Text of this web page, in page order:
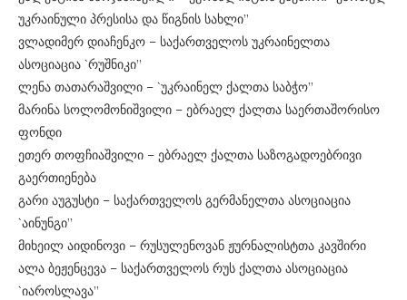
უკრაინული პრესისა და წიგნის სახლი”
ვლადიმერ დიაჩენკო – საქართველოს უკრაინელთა
ასოციაცია `რუშნიკი”
ლენა თათარაშვილი – `უკრაინელ ქალთა საბჭო”
მარინა სოლომონიშვილი – ებრაელ ქალთა საერთაშორისო
ფონდი
ეთერ თოფჩიაშვილი – ებრაელ ქალთა საზოგადოებრივი
გაერთიენება
გარი აუგუსტი – საქართველოს გერმანელთა ასოციაცია
`აინუნგი”
მიხეილ აიდინოვი – რუსულენოვან ჟურნალისტთა კავშირი
ალა ბეჟენცევა – საქართველოს რუს ქალთა ასოციაცია
`იაროსლავა”